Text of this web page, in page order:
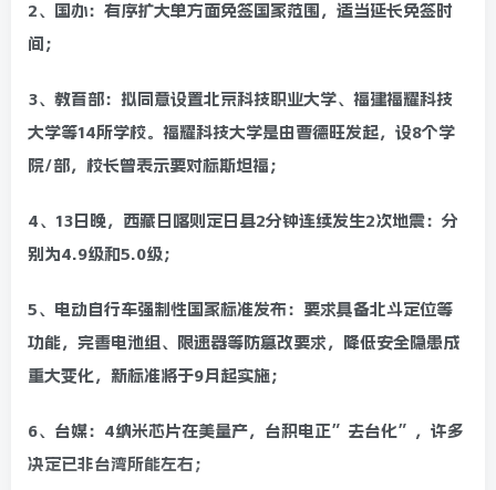
2、国办：有序扩大单方面免签国家范围，适当延长免签时
间；
3、教育部：拟同意设置北京科技职业大学、福建福耀科技
大学等14所学校。福耀科技大学是由曹德旺发起，设8个学
院/部，校长曾表示要对标斯坦福；
4、13日晚，西藏日喀则定日县2分钟连续发生2次地震：分
别为4.9级和5.0级；
5、电动自行车强制性国家标准发布：要求具备北斗定位等
功能，完善电池组、限速器等防篡改要求，降低安全隐患成
重大变化，新标准将于9月起实施；
6、台媒：4纳米芯片在美量产，台积电正”去台化”，许多
决定已非台湾所能左右；